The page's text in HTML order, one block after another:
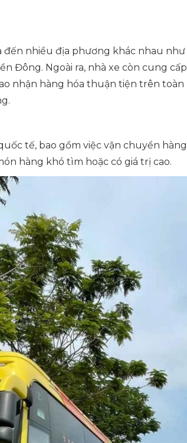
đến nhiều địa phương khác nhau như
Đông. Ngoài ra, nhà xe còn cung cấp
nhận hàng hóa thuận tiện trên toàn
tế, bao gồm việc vận chuyển hàng
hàng khó tìm hoặc có giá trị cao.